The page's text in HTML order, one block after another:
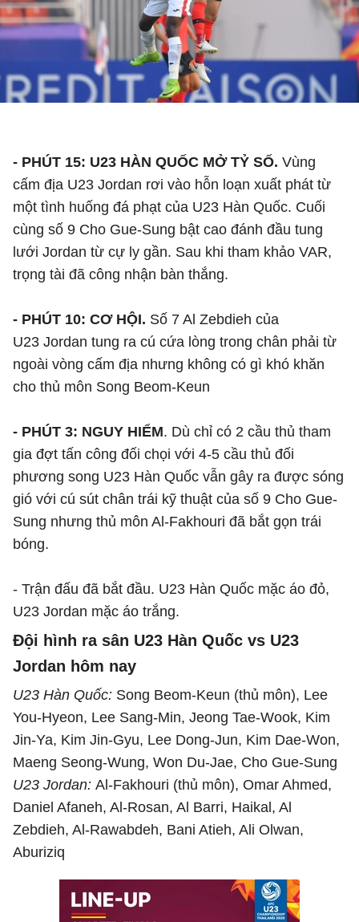
- PHÚT 15: U23 HÀN QUỐC MỞ TỶ SỐ. Vùng
cấm địa U23 Jordan rơi vào hỗn loạn xuất phát từ
một tình huống đá phạt của U23 Hàn Quốc. Cuối
cùng số 9 Cho Gue-Sung bật cao đánh đầu tung
lưới Jordan từ cự ly gần. Sau khi tham khảo VAR,
trọng tài đã công nhận bàn thắng.
- PHÚT 10: CƠ HỘI. Số 7 Al Zebdieh của
U23 Jordan tung ra cú cứa lòng trong chân phải từ
ngoài vòng cấm địa nhưng không có gì khó khăn
cho thủ môn Song Beom-Keun
- PHÚT 3: NGUY HIỂM. Dù chỉ có 2 cầu thủ tham
gia đợt tấn công đối chọi với 4-5 cầu thủ đối
phương song U23 Hàn Quốc vẫn gây ra được sóng
gió với cú sút chân trái kỹ thuật của số 9 Cho Gue-
Sung nhưng thủ môn Al-Fakhouri đã bắt gọn trái
bóng.
- Trận đấu đã bắt đầu. U23 Hàn Quốc mặc áo đỏ,
U23 Jordan mặc áo trắng.
Đội hình ra sân U23 Hàn Quốc vs U23
Jordan hôm nay
U23 Hàn Quốc: Song Beom-Keun (thủ môn), Lee
You-Hyeon, Lee Sang-Min, Jeong Tae-Wook, Kim
Jin-Ya, Kim Jin-Gyu, Lee Dong-Jun, Kim Dae-Won,
Maeng Seong-Wung, Won Du-Jae, Cho Gue-Sung
U23 Jordan: Al-Fakhouri (thủ môn), Omar Ahmed,
Daniel Afaneh, Al-Rosan, Al Barri, Haikal, Al
Zebdieh, Al-Rawabdeh, Bani Atieh, Ali Olwan,
Aburiziq